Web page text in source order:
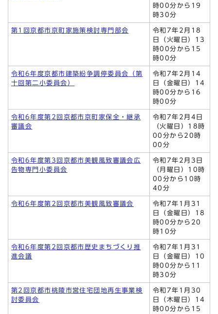
時00分から19
時30分
第1回京都市京町家施策検討専門部会
令和7年2月18
日（火曜日）13
時00分から15
時00分
令和6年度京都市建築紛争調停委員会（第
十回第二小委員会）
令和7年2月14
日（金曜日）14
時00分から16
時00分
令和6年度第2回京都市京町家保全・継承
審議会
令和7年2月4日
（火曜日）18時
00分から20時
00分
令和6年度第3回京都市美観風致審議会広
告物専門小委員会
令和7年2月3日
（月曜日）10時
00分から10時
40分
令和6年度第2回京都市美観風致審議会
令和7年1月31
日（金曜日）18
時00分から20
時10分
令和6年度第2回京都市歴史まちづくり推
進会議
令和7年1月31
日（金曜日）10
時00分から11
時30分
第2回京都市桃陵市営住宅団地再生事業検
討委員会
令和7年1月30
日（木曜日）14
時00分から15